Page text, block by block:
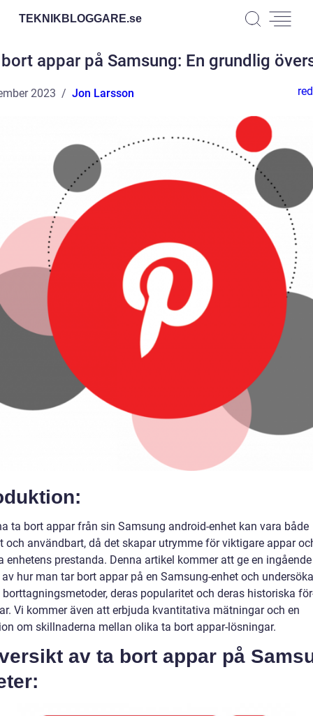
TEKNIKBLOGGARE.se
appar på Samsung: En grundlig
2023 Jon Larsson
ta bort appar från sin Samsung android-enhet kan vara både
och användbart, då det skapar utrymme för viktigare appar
enhetens prestanda. Denna artikel kommer att ge en ingående
hur man tar bort appar på en Samsung-enhet och
borttagningsmetoder, deras popularitet och deras historiska
Vi kommer även att erbjuda kvantitativa mätningar och en
om skillnaderna mellan olika ta bort appar-lösningar.
av ta bort appar på